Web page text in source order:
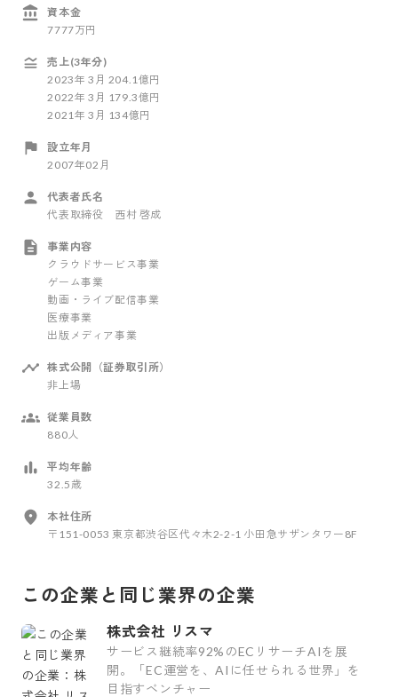
資本金
7777万円
売上(3年分)
2023年 3 月 204.1億円
2022年 3 月 179.3億円
2021 年 3 月 134億円
設立年月
2007年02月
代表者氏名
代表取締役 西村 啓成
事業内容
クラウドサービス事業
ゲーム事業
動画・ライブ配信事業
医療事業
出版メディア事業
株式公開（証券取引所）
非上場
従業員数
880人
平均年齢
32.5歳
本社住所
〒151-0053 東京都渋谷区代々木2-2-1 小田急サザンタワー8F
この企業と同じ業界の企業
株式会社 リスマ
サービス継続率92%のECリサーチAIを展
開。「EC運営を、AIに任せられる世界」を
目指すベンチャー